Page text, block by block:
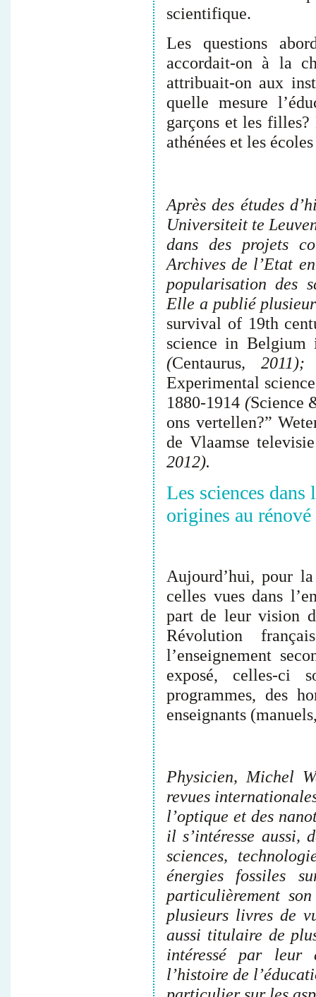
scientifique.
Les questions
accordait-on à la
attribuait-on aux
quelle mesure
garçons et les
athénées et les
Après des études
Universiteit te
dans des projets
Archives de l’Etat
popularisation des
Elle a publié
survival of 19th
science in Belgium
(Centaurus,
Experimental
1880-1914 (Science
ons vertellen?”
de Vlaamse
2012).
Les sciences dans
origines au rénové
Aujourd’hui, pour
celles vues dans
part de leur vision
Révolution
l’enseignement
exposé, celles-ci
programmes, des
enseignants
Physicien, Michel
revues
l’optique et des
il s’intéresse aussi,
sciences,
énergies fossiles
particulièrement
plusieurs livres de
aussi titulaire de
intéressé par leur
l’histoire de